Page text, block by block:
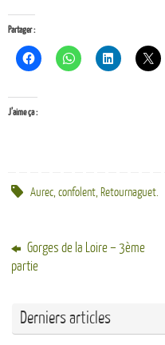
Partager :
J’aime ça :
Aurec,confolent, Retournaguet.
Gorges de la Loire – 3ème
partie
Derniers articles